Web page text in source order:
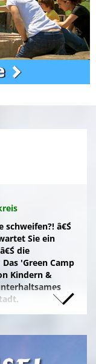
schweifen?! â€Ś
Sie ein
die
'Green Camp
Kindern &
und zum
mit